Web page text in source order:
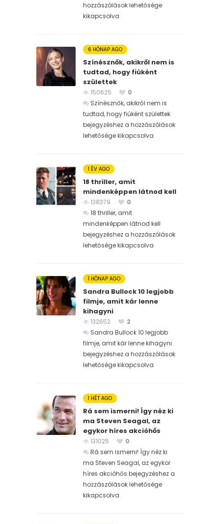
hozzászólások lehetősége
kikapcsolva
6 HÓNAP AGO
Színésznők, akikről nem is
tudtad, hogy fiúként
születtek
150625
0
Színésznők, akikről nem is
tudtad, hogy fiúként születtek
bejegyzéshez a hozzászólások
lehetősége kikapcsolva
1 ÉV AGO
18 thriller, amit
mindenképpen látnod kell
138379
0
18 thriller, amit
mindenképpen látnod kell
bejegyzéshez a hozzászólások
lehetősége kikapcsolva
1 HÓNAP AGO
Sandra Bullock 10 legjobb
filmje, amit kár lenne
kihagyni
132652
2
Sandra Bullock 10 legjobb
filmje, amit kár lenne kihagyni
bejegyzéshez a hozzászólások
lehetősége kikapcsolva
1 HÉT AGO
Rá sem ismerni! Így néz ki
ma Steven Seagal, az
egykor híres akcióhős
131025
0
Rá sem ismerni! Így néz ki
ma Steven Seagal, az egykor
híres akcióhős bejegyzéshez a
hozzászólások lehetősége
kikapcsolva